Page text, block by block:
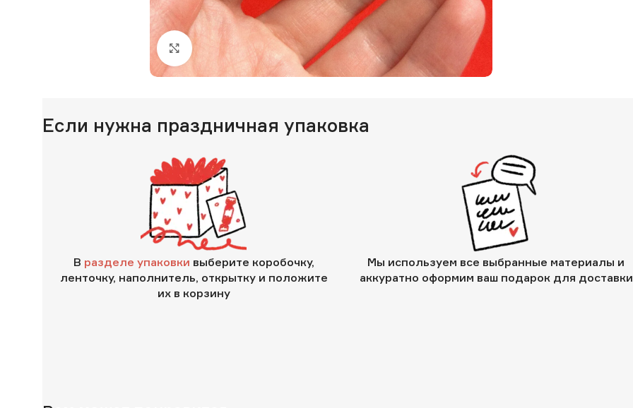
Нажмите, чтобы увеличить изображение
Если нужна праздничная упаковка
В разделе упаковки выберите коробочку,
ленточку, наполнитель, открытку и положите
их в корзину
Мы используем все выбранные материалы и
аккуратно оформим ваш подарок для доставки